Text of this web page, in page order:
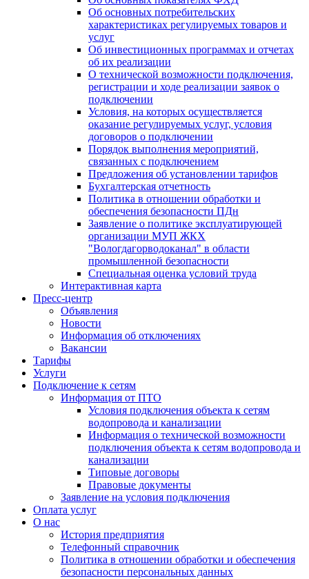
Об основных потребительских
характеристиках регулируемых товаров и
услуг
Об инвестиционных программах и отчетах
об их реализации
О технической возможности подключения,
регистрации и ходе реализации заявок о
подключении
Условия, на которых осуществляется
оказание регулируемых услуг, условия
договоров о подключении
Порядок выполнения мероприятий,
связанных с подключением
Предложения об установлении тарифов
Бухгалтерская отчетность
Политика в отношении обработки и
обеспечения безопасности ПДн
Заявление о политике эксплуатирующей
организации МУП ЖКХ
"Вологдагорводоканал" в области
промышленной безопасности
Специальная оценка условий труда
Интерактивная карта
Пресс-центр
Объявления
Новости
Информация об отключениях
Вакансии
Тарифы
Услуги
Подключение к сетям
Информация от ПТО
Условия подключения объекта к сетям
водопровода и канализации
Информация о технической возможности
подключения объекта к сетям водопровода и
канализации
Типовые договоры
Правовые документы
Заявление на условия подключения
Оплата услуг
О нас
История предприятия
Телефонный справочник
Политика в отношении обработки и обеспечения
безопасности персональных данных